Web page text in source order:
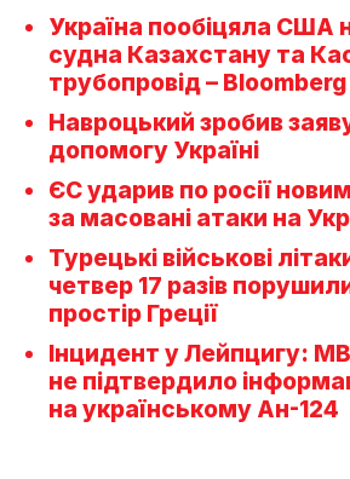
Україна пообіцяла США
судна Казахстану та
трубопровід – Bloomberg
Навроцький зробив
допомогу Україні
ЄС ударив по росії
за масовані атаки на
Турецькі військові
четвер 17 разів
простір Греції
Інцидент у Лейпцигу:
не підтвердило
на українському Ан-124